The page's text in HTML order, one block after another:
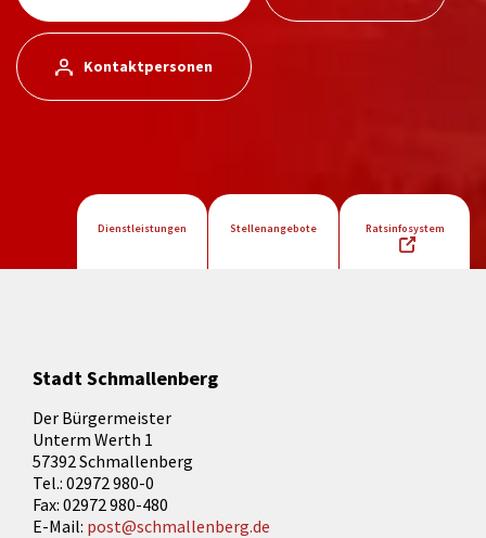
Kontaktpersonen
Dienstleistungen Stellenangebote Ratsinfosystem
Stadt Schmallenberg
Der Bürgermeister
Unterm Werth 1
57392 Schmallenberg
Tel.: 02972 980-0
Fax: 02972 980-480
E-Mail: post@schmallenberg.de